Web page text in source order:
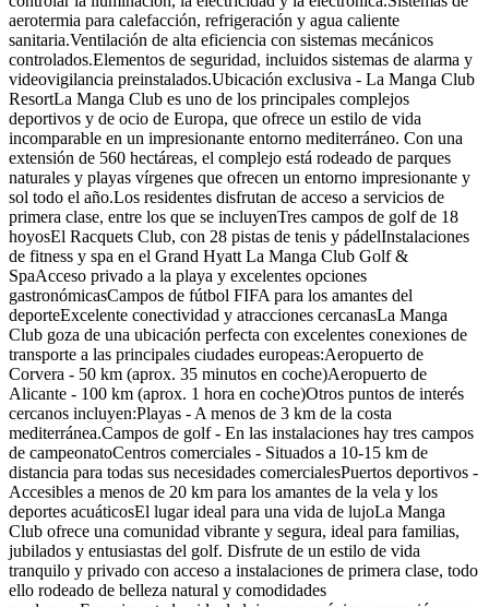
aerotermia para calefacción, refrigeración y agua caliente
sanitaria.Ventilación de alta eficiencia con sistemas mecánicos
controlados.Elementos de seguridad, incluidos sistemas de alarma y
videovigilancia preinstalados.Ubicación exclusiva - La Manga Club
ResortLa Manga Club es uno de los principales complejos
deportivos y de ocio de Europa, que ofrece un estilo de vida
incomparable en un impresionante entorno mediterráneo. Con una
extensión de 560 hectáreas, el complejo está rodeado de parques
naturales y playas vírgenes que ofrecen un entorno impresionante y
sol todo el año.Los residentes disfrutan de acceso a servicios de
primera clase, entre los que se incluyenTres campos de golf de 18
hoyosEl Racquets Club, con 28 pistas de tenis y pádelInstalaciones
de fitness y spa en el Grand Hyatt La Manga Club Golf &
SpaAcceso privado a la playa y excelentes opciones
gastronómicasCampos de fútbol FIFA para los amantes del
deporteExcelente conectividad y atracciones cercanasLa Manga
Club goza de una ubicación perfecta con excelentes conexiones de
transporte a las principales ciudades europeas:Aeropuerto de
Corvera - 50 km (aprox. 35 minutos en coche)Aeropuerto de
Alicante - 100 km (aprox. 1 hora en coche)Otros puntos de interés
cercanos incluyen:Playas - A menos de 3 km de la costa
mediterránea.Campos de golf - En las instalaciones hay tres campos
de campeonatoCentros comerciales - Situados a 10-15 km de
distancia para todas sus necesidades comercialesPuertos deportivos -
Accesibles a menos de 20 km para los amantes de la vela y los
deportes acuáticosEl lugar ideal para una vida de lujoLa Manga
Club ofrece una comunidad vibrante y segura, ideal para familias,
jubilados y entusiastas del golf. Disfrute de un estilo de vida
tranquilo y privado con acceso a instalaciones de primera clase, todo
ello rodeado de belleza natural y comodidades